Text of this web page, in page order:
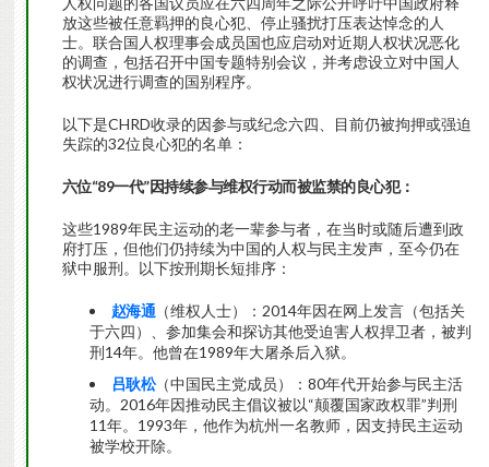
放这些被任意羁押的良心犯、停止骚扰打压表达悼念的人
士。联合国人权理事会成员国也应启动对近期人权状况恶化
的调查，包括召开中国专题特别会议，并考虑设立对中国人
权状况进行调查的国别程序。
以下是CHRD收录的因参与或纪念六四、目前仍被拘押或强迫
失踪的32位良心犯的名单：
六位“89一代”因持续参与维权行动而被监禁的良心犯：
这些1989年民主运动的老一辈参与者，在当时或随后遭到政
府打压，但他们仍持续为中国的人权与民主发声，至今仍在
狱中服刑。以下按刑期长短排序：
赵海通 （维权人士）：2014年因在网上发言（包括关
于六四）、参加集会和探访其他受迫害人权捍卫者，被判
刑14年。他曾在1989年大屠杀后入狱。
吕耿松（中国民主党成员）：80年代开始参与民主活
动。2016年因推动民主倡议被以“颠覆国家政权罪”判刑
11年。1993年，他作为杭州一名教师，因支持民主运动
被学校开除。